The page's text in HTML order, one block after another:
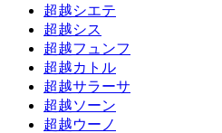
超越シエテ
超越シス
超越フュンフ
超越カトル
超越サラーサ
超越ソーン
超越ウーノ